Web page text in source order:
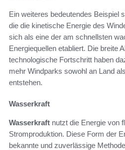
Ein weiteres bedeutendes Beispiel
die die kinetische Energie des
sich als eine der am schnellsten
Energiequellen etabliert. Die breite
technologische Fortschritt haben
mehr Windparks sowohl an Land
entstehen.
Wasserkraft
Wasserkraft nutzt die Energie von
Stromproduktion. Diese Form der
bekannte und zuverlässige